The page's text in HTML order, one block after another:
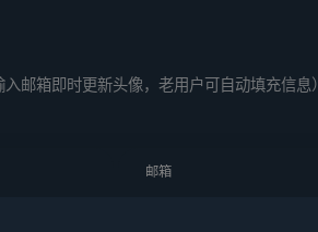
邮箱即时更新头像，老用户可自动填充信息）